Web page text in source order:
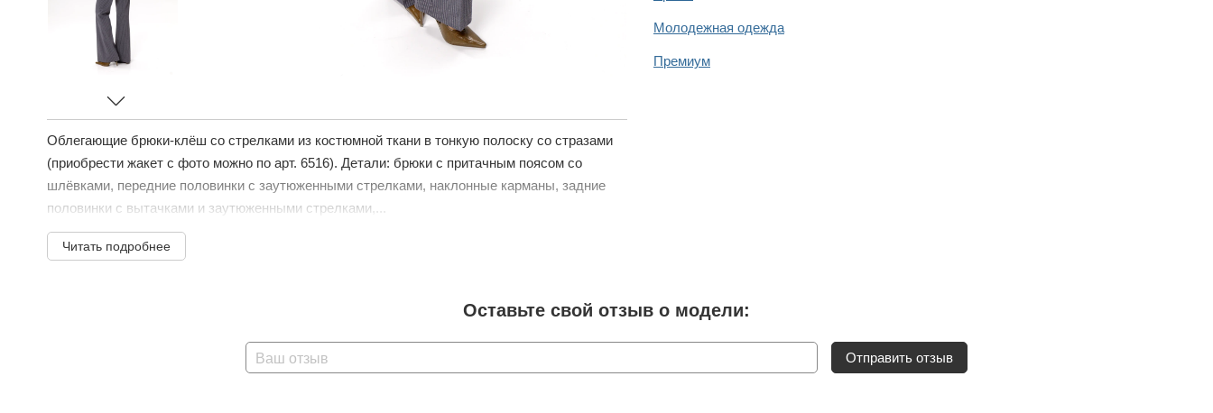
Облегающие брюки-клёш со стрелками из костюмной ткани в тонкую полоску со стразами
(приобрести жакет с фото можно по арт. 6516). Детали: брюки с притачным поясом со
шлёвками, передние половинки с заутюженными стрелками, наклонные карманы, задние
половинки с вытачками и заутюженными стрелками,...
Читать подробнее
Молодежная одежда
Премиум
Оставьте свой отзыв о модели:
Ваш отзыв Отправить отзыв